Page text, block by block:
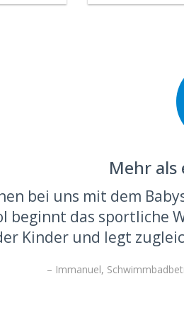
Mehr als
bei uns mit dem
beginnt das sportliche
Kinder und legt
– Immanuel,